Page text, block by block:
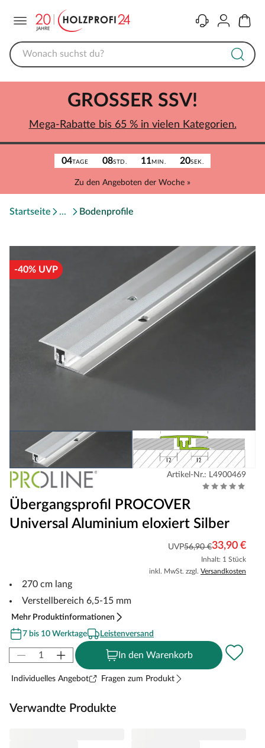
KontaktKonto
04TAGE 08STD. 11MIN. 20SEK.
Zu den Angeboten der Woche »
GROSSER SSV!
Mega-Rabatte bis 65 % in vielen Kategorien.
Startseite Bodenprofile
-40% UVP
Artikel-Nr.: L4900469
Übergangsprofil PROCOVER
Universal Aluminium eloxiert Silber
UVP56,90 €33,90 €
Inhalt: 1 Stück
inkl. MwSt. zzgl. Versandkosten
270 cm lang
Verstellbereich 6,5-15 mm
Mehr Produktinformationen
7 bis 10 Werktage
Leistenversand
In den Warenkorb
Individuelles Angebot Fragen zum Produkt
Verwandte Produkte